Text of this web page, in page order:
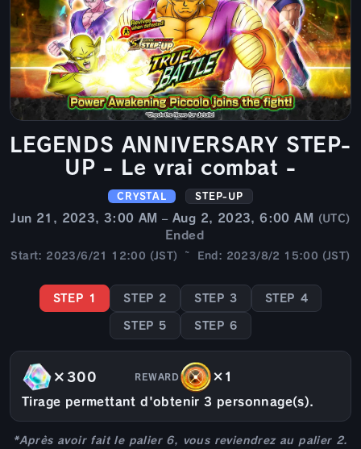
LEGENDS ANNIVERSARY STEP-
UP - Le vrai combat -
CRYSTAL STEP-UP
Jun 21, 2023, 3:00 AM – Aug 2, 2023, 6:00 AM (UTC)
Ended
Start: 2023/6/21 12:00 (JST) ~ End: 2023/8/2 15:00 (JST)
STEP 1 STEP 2 STEP 3 STEP 4
STEP 5 STEP 6
×300
Tirage permettant d'obtenir 3 personnage(s).
REWARD ×1
*Après avoir fait le palier 6, vous reviendrez au palier 2.